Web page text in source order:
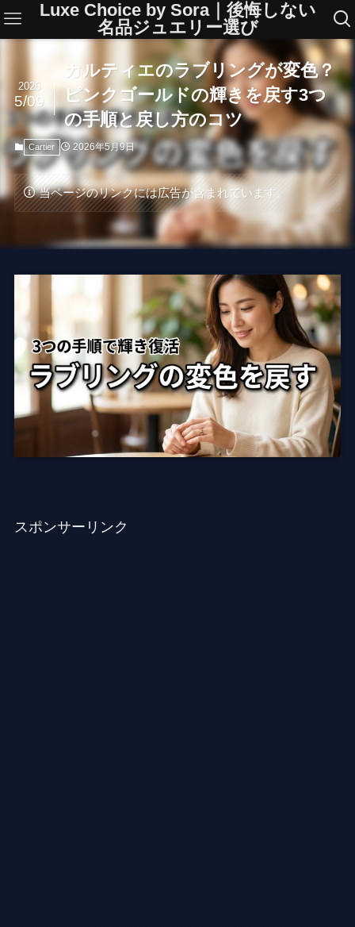
Luxe Choice by Sora｜後悔しない
名品ジュエリー選び
カルティエのラブリングが変色？
ピンクゴールドの輝きを戻す3つ
の手順と戻し方のコツ
2026
5/09
Cartier 2026年5月9日
当ページのリンクには広告が含まれています。
スポンサーリンク